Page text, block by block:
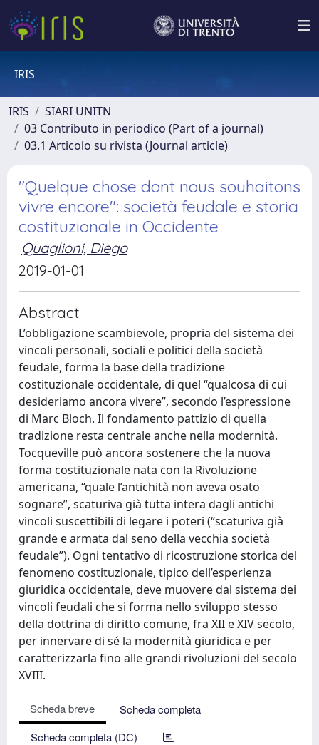
IRIS
IRIS
SIARI UNITN
03 Contributo in periodico (Part of a journal)
03.1 Articolo su rivista (Journal article)
"Quelque chose dont nous souhaitons
vivre encore": società feudale e storia
costituzionale in Occidente
Quaglioni, Diego
2019-01-01
Abstract
L’obbligazione scambievole, propria del sistema dei
vincoli personali, sociali e politici della società
feudale, forma la base della tradizione
costituzionale occidentale, di quel “qualcosa di cui
desideriamo ancora vivere”, secondo l’espressione
di Marc Bloch. Il fondamento pattizio di quella
tradizione resta centrale anche nella modernità.
Tocqueville può ancora sostenere che la nuova
forma costituzionale nata con la Rivoluzione
americana, “quale l’antichità non aveva osato
sognare”, scaturiva già tutta intera dagli antichi
vincoli suscettibili di legare i poteri (“scaturiva già
grande e armata dal seno della vecchia società
feudale”). Ogni tentativo di ricostruzione storica del
fenomeno costituzionale, tipico dell’esperienza
giuridica occidentale, deve muovere dal sistema dei
vincoli feudali che si forma nello sviluppo stesso
della dottrina di diritto comune, fra XII e XIV secolo,
per innervare di sé la modernità giuridica e per
caratterizzarla fino alle grandi rivoluzioni del secolo
XVIII.
Scheda breve
Scheda completa
Scheda completa (DC)